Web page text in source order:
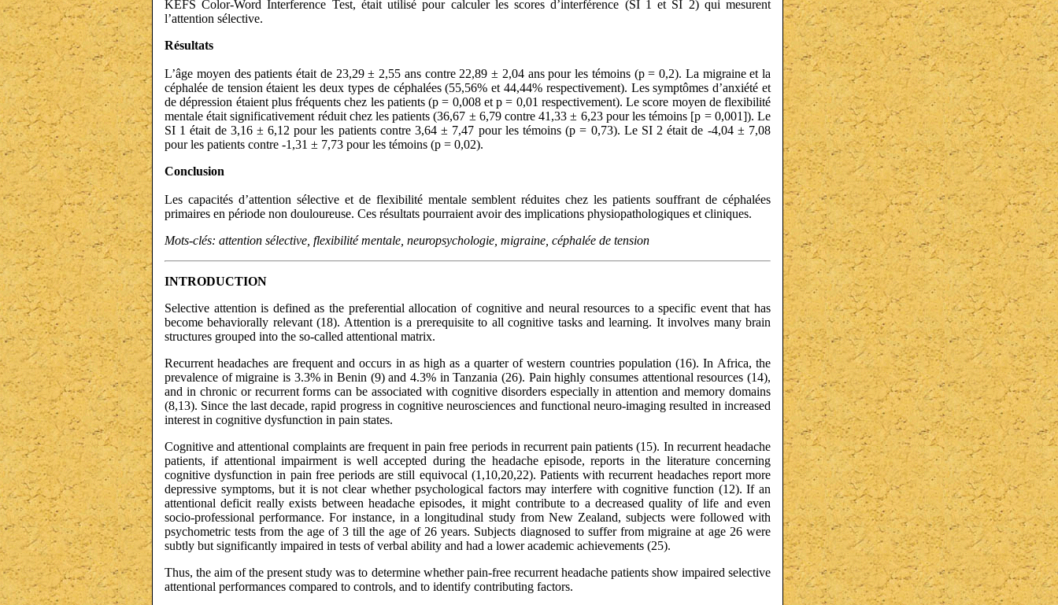
KEFS Color-Word Interference Test, était utilisé pour calculer les scores d’interférence (SI 1 et SI 2) qui mesurent
l’attention sélective.
Résultats
L’âge moyen des patients était de 23,29 ± 2,55 ans contre 22,89 ± 2,04 ans pour les témoins (p = 0,2). La migraine et la
céphalée de tension étaient les deux types de céphalées (55,56% et 44,44% respectivement). Les symptômes d’anxiété et
de dépression étaient plus fréquents chez les patients (p = 0,008 et p = 0,01 respectivement). Le score moyen de flexibilité
mentale était significativement réduit chez les patients (36,67 ± 6,79 contre 41,33 ± 6,23 pour les témoins [p = 0,001]). Le
SI 1 était de 3,16 ± 6,12 pour les patients contre 3,64 ± 7,47 pour les témoins (p = 0,73). Le SI 2 était de -4,04 ± 7,08
pour les patients contre -1,31 ± 7,73 pour les témoins (p = 0,02).
Conclusion
Les capacités d’attention sélective et de flexibilité mentale semblent réduites chez les patients souffrant de céphalées
primaires en période non douloureuse. Ces résultats pourraient avoir des implications physiopathologiques et cliniques.
Mots-clés: attention sélective, flexibilité mentale, neuropsychologie, migraine, céphalée de tension
INTRODUCTION
Selective attention is defined as the preferential allocation of cognitive and neural resources to a specific event that has
become behaviorally relevant (18). Attention is a prerequisite to all cognitive tasks and learning. It involves many brain
structures grouped into the so-called attentional matrix.
Recurrent headaches are frequent and occurs in as high as a quarter of western countries population (16). In Africa, the
prevalence of migraine is 3.3% in Benin (9) and 4.3% in Tanzania (26). Pain highly consumes attentional resources (14),
and in chronic or recurrent forms can be associated with cognitive disorders especially in attention and memory domains
(8,13). Since the last decade, rapid progress in cognitive neurosciences and functional neuro-imaging resulted in increased
interest in cognitive dysfunction in pain states.
Cognitive and attentional complaints are frequent in pain free periods in recurrent pain patients (15). In recurrent headache
patients, if attentional impairment is well accepted during the headache episode, reports in the literature concerning
cognitive dysfunction in pain free periods are still equivocal (1,10,20,22). Patients with recurrent headaches report more
depressive symptoms, but it is not clear whether psychological factors may interfere with cognitive function (12). If an
attentional deficit really exists between headache episodes, it might contribute to a decreased quality of life and even
socio-professional performance. For instance, in a longitudinal study from New Zealand, subjects were followed with
psychometric tests from the age of 3 till the age of 26 years. Subjects diagnosed to suffer from migraine at age 26 were
subtly but significantly impaired in tests of verbal ability and had a lower academic achievements (25).
Thus, the aim of the present study was to determine whether pain-free recurrent headache patients show impaired selective
attentional performances compared to controls, and to identify contributing factors.